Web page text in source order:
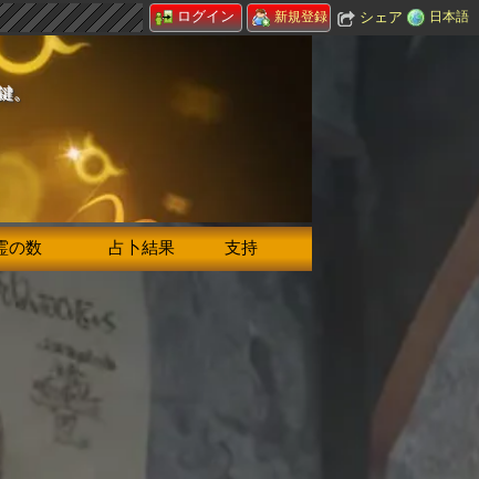
ログイン 新規登録 シェア 日本語
。
の数 占卜結果 支持